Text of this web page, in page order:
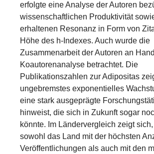
erfolgte eine Analyse der Autoren
wissenschaftlichen Produktivität
erhaltenen Resonanz in Form von
Höhe des h-Indexes. Auch wurde die
Zusammenarbeit der Autoren an
Koautorenanalyse betrachtet. Die
Publikationszahlen zur Adipositas
ungebremstes exponentielles
eine stark ausgeprägte
hinweist, die sich in Zukunft sogar
könnte. Im Ländervergleich zeigt
sowohl das Land mit der höchsten
Veröffentlichungen als auch mit den